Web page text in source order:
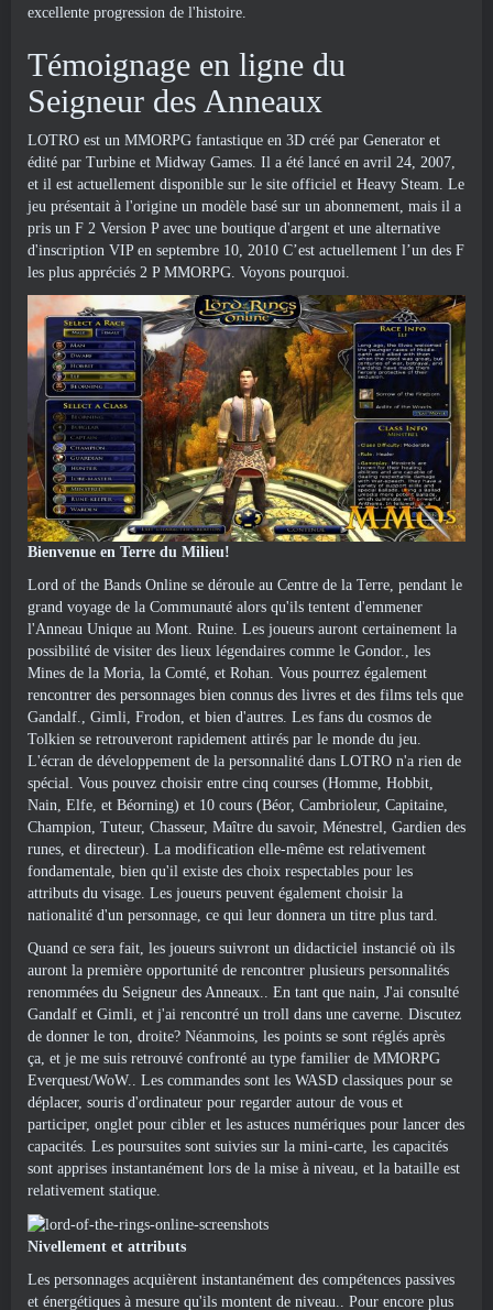
excellente progression de l'histoire.
Témoignage en ligne du
Seigneur des Anneaux
LOTRO est un MMORPG fantastique en 3D créé par Generator et
édité par Turbine et Midway Games. Il a été lancé en avril 24, 2007,
et il est actuellement disponible sur le site officiel et Heavy Steam. Le
jeu présentait à l'origine un modèle basé sur un abonnement, mais il a
pris un F 2 Version P avec une boutique d'argent et une alternative
d'inscription VIP en septembre 10, 2010 C’est actuellement l’un des F
les plus appréciés 2 P MMORPG. Voyons pourquoi.
Bienvenue en Terre du Milieu!
Lord of the Bands Online se déroule au Centre de la Terre, pendant le
grand voyage de la Communauté alors qu'ils tentent d'emmener
l'Anneau Unique au Mont. Ruine. Les joueurs auront certainement la
possibilité de visiter des lieux légendaires comme le Gondor., les
Mines de la Moria, la Comté, et Rohan. Vous pourrez également
rencontrer des personnages bien connus des livres et des films tels que
Gandalf., Gimli, Frodon, et bien d'autres. Les fans du cosmos de
Tolkien se retrouveront rapidement attirés par le monde du jeu.
L'écran de développement de la personnalité dans LOTRO n'a rien de
spécial. Vous pouvez choisir entre cinq courses (Homme, Hobbit,
Nain, Elfe, et Béorning) et 10 cours (Béor, Cambrioleur, Capitaine,
Champion, Tuteur, Chasseur, Maître du savoir, Ménestrel, Gardien des
runes, et directeur). La modification elle-même est relativement
fondamentale, bien qu'il existe des choix respectables pour les
attributs du visage. Les joueurs peuvent également choisir la
nationalité d'un personnage, ce qui leur donnera un titre plus tard.
Quand ce sera fait, les joueurs suivront un didacticiel instancié où ils
auront la première opportunité de rencontrer plusieurs personnalités
renommées du Seigneur des Anneaux.. En tant que nain, J'ai consulté
Gandalf et Gimli, et j'ai rencontré un troll dans une caverne. Discutez
de donner le ton, droite? Néanmoins, les points se sont réglés après
ça, et je me suis retrouvé confronté au type familier de MMORPG
Everquest/WoW.. Les commandes sont les WASD classiques pour se
déplacer, souris d'ordinateur pour regarder autour de vous et
participer, onglet pour cibler et les astuces numériques pour lancer des
capacités. Les poursuites sont suivies sur la mini-carte, les capacités
sont apprises instantanément lors de la mise à niveau, et la bataille est
relativement statique.
Nivellement et attributs
Les personnages acquièrent instantanément des compétences passives
et énergétiques à mesure qu'ils montent de niveau.. Pour encore plus